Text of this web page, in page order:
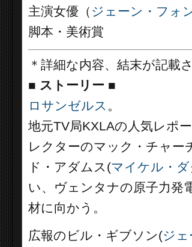
主演女優（ ジェーン・フォ
脚本・美術賞
＊詳細な内容、結末が記載
■ ストーリー ■
ロサンゼルス 。
地元TV局KXLAの人気レポ
レクターのマック・チャー
ド・アダムス(マイケル・
い、ヴェンタナの原子力発
材に向かう。
広報のビル・ギブソン(ジ